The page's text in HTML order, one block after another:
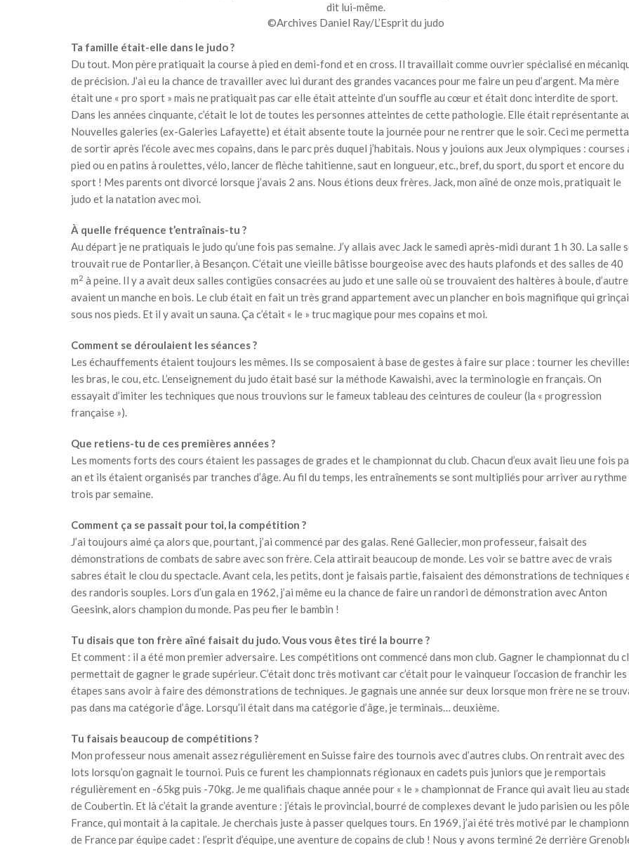
dit lui-même.
©Archives Daniel Ray/L’Esprit du judo
Ta famille était-elle dans le judo ?
Du tout. Mon père pratiquait la course à pied en demi-fond et en cross. Il travaillait comme ouvrier spécialisé en
de précision. J’ai eu la chance de travailler avec lui durant des grandes vacances pour me faire un peu d’argent. Ma mère
était une « pro sport » mais ne pratiquait pas car elle était atteinte d’un souffle au cœur et était donc interdite de sport.
Dans les années cinquante, c’était le lot de toutes les personnes atteintes de cette pathologie. Elle était représentante
Nouvelles galeries (ex-Galeries Lafayette) et était absente toute la journée pour ne rentrer que le soir. Ceci me
de sortir après l’école avec mes copains, dans le parc près duquel j’habitais. Nous y jouions aux Jeux olympiques : courses
pied ou en patins à roulettes, vélo, lancer de flèche tahitienne, saut en longueur, etc., bref, du sport, du sport et encore du
sport ! Mes parents ont divorcé lorsque j’avais 2 ans. Nous étions deux frères. Jack, mon aîné de onze mois, pratiquait le
judo et la natation avec moi.
À quelle fréquence t’entraînais-tu ?
Au départ je ne pratiquais le judo qu’une fois pas semaine. J’y allais avec Jack le samedi après-midi durant 1 h 30. La salle
trouvait rue de Pontarlier, à Besançon. C’était une vieille bâtisse bourgeoise avec des hauts plafonds et des salles de 40
m2 à peine. Il y a avait deux salles contigües consacrées au judo et une salle où se trouvaient des haltères à boule,
avaient un manche en bois. Le club était en fait un très grand appartement avec un plancher en bois magnifique qui
sous nos pieds. Et il y avait un sauna. Ça c’était « le » truc magique pour mes copains et moi.
Comment se déroulaient les séances ?
Les échauffements étaient toujours les mêmes. Ils se composaient à base de gestes à faire sur place : tourner les
les bras, le cou, etc. L’enseignement du judo était basé sur la méthode Kawaishi, avec la terminologie en français. On
essayait d’imiter les techniques que nous trouvions sur le fameux tableau des ceintures de couleur (la « progression
française »).
Que retiens-tu de ces premières années ?
Les moments forts des cours étaient les passages de grades et le championnat du club. Chacun d’eux avait lieu une fois
an et ils étaient organisés par tranches d’âge. Au fil du temps, les entraînements se sont multipliés pour arriver au rythme
trois par semaine.
Comment ça se passait pour toi, la compétition ?
J’ai toujours aimé ça alors que, pourtant, j’ai commencé par des galas. René Gallecier, mon professeur, faisait des
démonstrations de combats de sabre avec son frère. Cela attirait beaucoup de monde. Les voir se battre avec de vrais
sabres était le clou du spectacle. Avant cela, les petits, dont je faisais partie, faisaient des démonstrations de techniques
des randoris souples. Lors d’un gala en 1962, j’ai même eu la chance de faire un randori de démonstration avec Anton
Geesink, alors champion du monde. Pas peu fier le bambin !
Tu disais que ton frère aîné faisait du judo. Vous vous êtes tiré la bourre ?
Et comment : il a été mon premier adversaire. Les compétitions ont commencé dans mon club. Gagner le championnat du
permettait de gagner le grade supérieur. C’était donc très motivant car c’était pour le vainqueur l’occasion de franchir les
étapes sans avoir à faire des démonstrations de techniques. Je gagnais une année sur deux lorsque mon frère ne se
pas dans ma catégorie d’âge. Lorsqu’il était dans ma catégorie d’âge, je terminais… deuxième.
Tu faisais beaucoup de compétitions ?
Mon professeur nous amenait assez régulièrement en Suisse faire des tournois avec d’autres clubs. On rentrait avec des
lots lorsqu’on gagnait le tournoi. Puis ce furent les championnats régionaux en cadets puis juniors que je remportais
régulièrement en -65kg puis -70kg. Je me qualifiais chaque année pour « le » championnat de France qui avait lieu au
de Coubertin. Et là c’était la grande aventure : j’étais le provincial, bourré de complexes devant le judo parisien ou les
France, qui montait à la capitale. Je cherchais juste à passer quelques tours. En 1969, j’ai été très motivé par le
de France par équipe cadet : l’esprit d’équipe, une aventure de copains de club ! Nous y avons terminé 2e derrière